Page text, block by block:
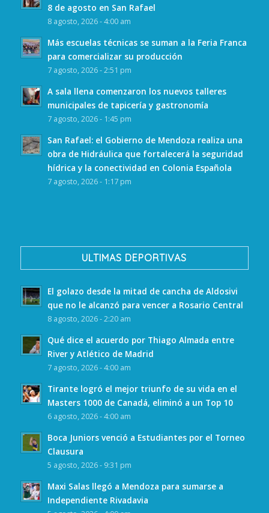
8 de agosto en San Rafael
8 agosto, 2026 - 4:00 am
Más escuelas técnicas se suman a la Feria Franca
para comercializar su producción
7 agosto, 2026 - 2:51 pm
A sala llena comenzaron los nuevos talleres
municipales de tapicería y gastronomía
7 agosto, 2026 - 1:45 pm
San Rafael: el Gobierno de Mendoza realiza una
obra de Hidráulica que fortalecerá la seguridad
hídrica y la conectividad en Colonia Española
7 agosto, 2026 - 1:17 pm
ULTIMAS DEPORTIVAS
El golazo desde la mitad de cancha de Aldosivi
que no le alcanzó para vencer a Rosario Central
8 agosto, 2026 - 2:20 am
Qué dice el acuerdo por Thiago Almada entre
River y Atlético de Madrid
7 agosto, 2026 - 4:00 am
Tirante logró el mejor triunfo de su vida en el
Masters 1000 de Canadá, eliminó a un Top 10
6 agosto, 2026 - 4:00 am
Boca Juniors venció a Estudiantes por el Torneo
Clausura
5 agosto, 2026 - 9:31 pm
Maxi Salas llegó a Mendoza para sumarse a
Independiente Rivadavia